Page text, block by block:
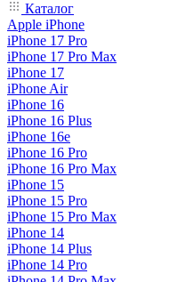
Каталог
Apple iPhone
iPhone 17 Pro
iPhone 17 Pro Max
iPhone 17
iPhone Air
iPhone 16
iPhone 16 Plus
iPhone 16e
iPhone 16 Pro
iPhone 16 Pro Max
iPhone 15
iPhone 15 Pro
iPhone 15 Pro Max
iPhone 14
iPhone 14 Plus
iPhone 14 Pro